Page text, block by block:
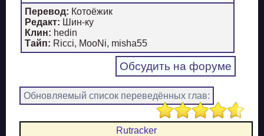
Перевод: Котоёжик
Редакт: Шин-ку
Клин: hedin
Тайп: Ricci, MooNi, misha55
Обсудить на форуме
Обновляемый список переведённых глав:
Rutracker